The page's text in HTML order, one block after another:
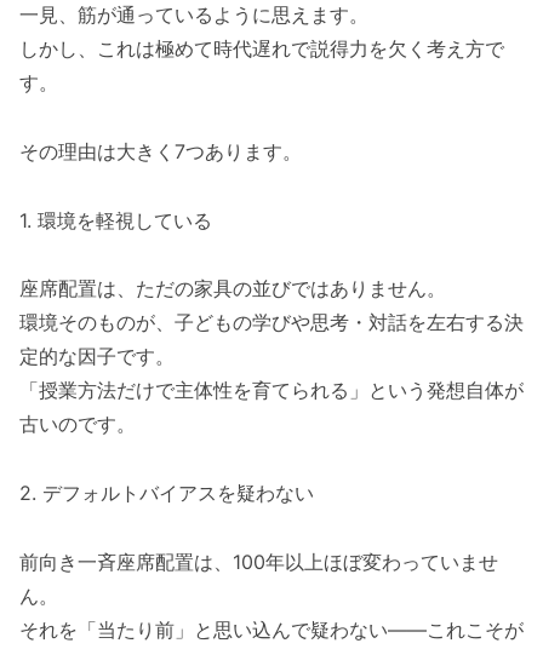
一見、筋が通っているように思えます。
しかし、これは極めて時代遅れで説得力を欠く考え方で
す。
その理由は大きく7つあります。
1. 環境を軽視している
座席配置は、ただの家具の並びではありません。
環境そのものが、子どもの学びや思考・対話を左右する決
定的な因子です。
「授業方法だけで主体性を育てられる」という発想自体が
古いのです。
2. デフォルトバイアスを疑わない
前向き一斉座席配置は、100年以上ほぼ変わっていませ
ん。
それを「当たり前」と思い込んで疑わない――これこそが